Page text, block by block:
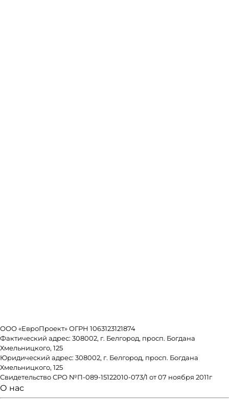
ООО «ЕвроПроект» ОГРН 1063123121874
Фактический адрес: 308002, г. Белгород, просп. Богдана
Хмельницкого, 125
Юридический адрес: 308002, г. Белгород, просп. Богдана
Хмельницкого, 125
Свидетельство СРО №П-089-15122010-073/1 от 07 ноября 2011г
О нас